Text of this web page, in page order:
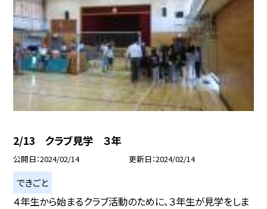
2/13 クラブ見学 ３年
公開日 2024/02/14 更新日 2024/02/14
できごと
４年生から始まるクラブ活動のために、３年生が見学をしま